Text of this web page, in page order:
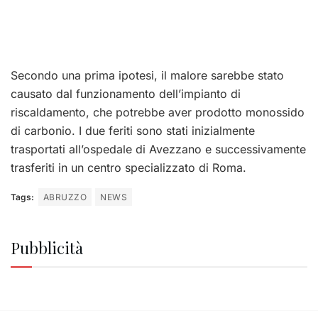
Secondo una prima ipotesi, il malore sarebbe stato
causato dal funzionamento dell’impianto di
riscaldamento, che potrebbe aver prodotto monossido
di carbonio. I due feriti sono stati inizialmente
trasportati all’ospedale di Avezzano e successivamente
trasferiti in un centro specializzato di Roma.
Tags: ABRUZZO NEWS
Pubblicità